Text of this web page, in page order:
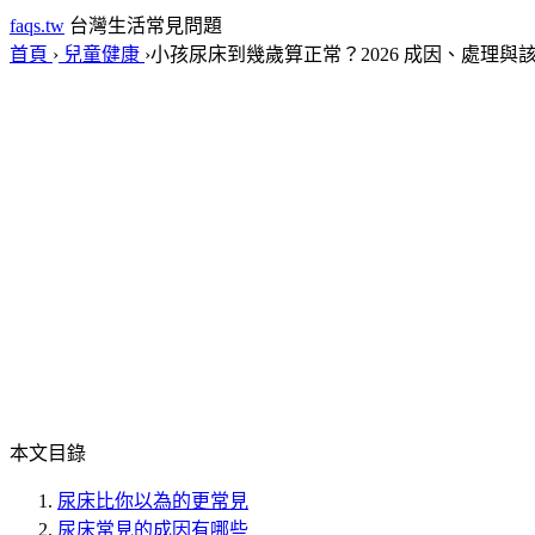
faqs.tw 台灣生活常見問題
首頁 › 兒童健康 ›小孩尿床到幾歲算正常？2026 成因、處理與
本文目錄
尿床比你以為的更常見
尿床常見的成因有哪些